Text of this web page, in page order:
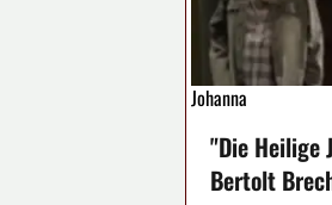
Johanna
"Die Heilige
Bertolt